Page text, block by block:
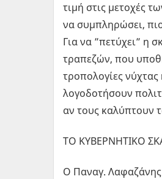
τιμή στις μετοχές
να συμπληρώσει,
Για να ”πετύχει” η
τραπεζών, που
τροπολογίες νύχτας
λογοδοτήσουν
αν τους καλύπτουν
ΤΟ ΚΥΒΕΡΝΗΤΙΚΟ
Ο Παναγ. Λαφαζάνης